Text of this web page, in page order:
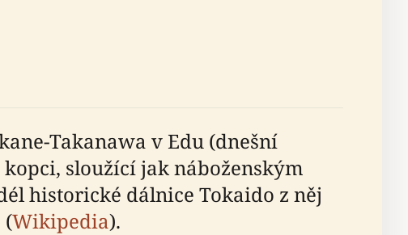
Takanawa v Edu (dnešní
sloužící jak náboženským
historické dálnice Tokaido z něj
(Wikipedia).